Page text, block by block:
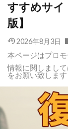
すすめサイ
版】
2026年8月3日
本ページはプロ
情報に関しまし
をお願い致します